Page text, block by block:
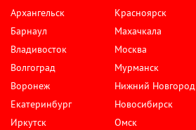
Архангельск
Барнаул
Владивосток
Волгоград
Воронеж
Екатеринбург
Иркутск
Красноярск
Махачкала
Москва
Мурманск
Нижний Новгород
Новосибирск
Омск